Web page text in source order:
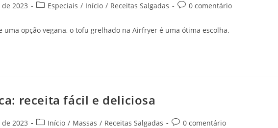
2023 Especiais / Início / Receitas Salgadas 0 comentário
opção vegana, o tofu grelhado na Airfryer é uma ótima escolha.
receita fácil e deliciosa
2023 Início / Massas / Receitas Salgadas 0 comentário